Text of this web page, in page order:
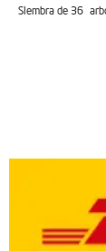
Siembra de 36